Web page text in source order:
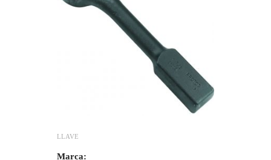
LLAVE
Marca: